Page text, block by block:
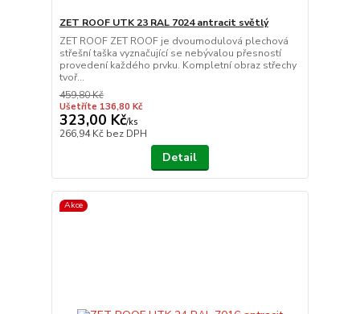
ZET ROOF UTK 23 RAL 7024 antracit světlý
ZET ROOF ZET ROOF je dvoumodulová plechová
střešní taška vyznačující se nebývalou přesností
provedení každého prvku. Kompletní obraz střechy
tvoř...
459,80 Kč
Ušetříte 136,80 Kč
323,00 Kč/ks
266,94 Kč bez DPH
Detail
Akce